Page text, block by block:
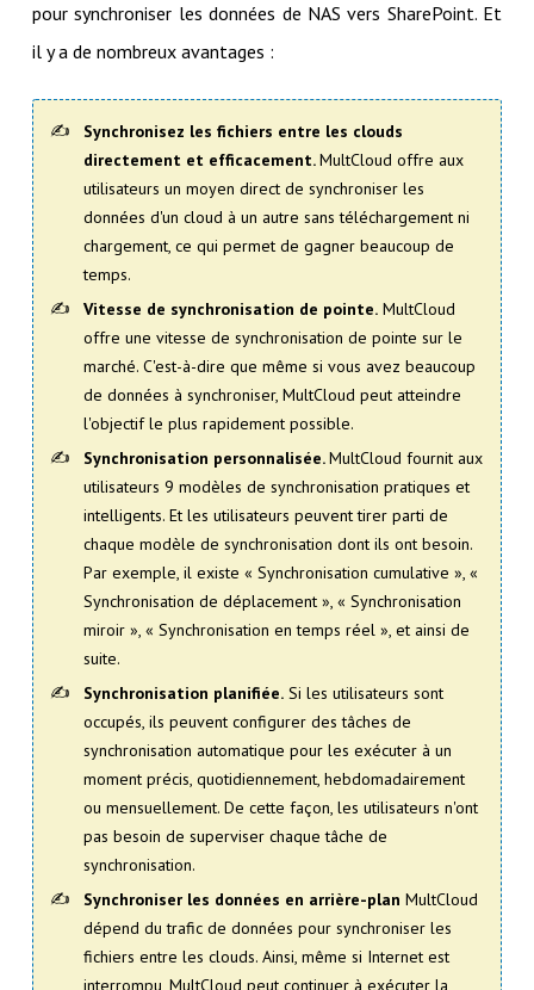
pour synchroniser les données de NAS vers SharePoint. Et
il y a de nombreux avantages :
Synchronisez les fichiers entre les clouds
directement et efficacement.MultCloud offre aux
utilisateurs un moyen direct de synchroniser les
données d'un cloud à un autre sans téléchargement ni
chargement, ce qui permet de gagner beaucoup de
temps.
Vitesse de synchronisation de pointe.MultCloud
offre une vitesse de synchronisation de pointe sur le
marché. C'est-à-dire que même si vous avez beaucoup
de données à synchroniser, MultCloud peut atteindre
l'objectif le plus rapidement possible.
Synchronisation personnalisée.MultCloud fournit aux
utilisateurs 9 modèles de synchronisation pratiques et
intelligents. Et les utilisateurs peuvent tirer parti de
chaque modèle de synchronisation dont ils ont besoin.
Par exemple, il existe « Synchronisation cumulative », «
Synchronisation de déplacement », « Synchronisation
miroir », « Synchronisation en temps réel », et ainsi de
suite.
Synchronisation planifiée.Si les utilisateurs sont
occupés, ils peuvent configurer des tâches de
synchronisation automatique pour les exécuter à un
moment précis, quotidiennement, hebdomadairement
ou mensuellement. De cette façon, les utilisateurs n'ont
pas besoin de superviser chaque tâche de
synchronisation.
Synchroniser les données en arrière-plan MultCloud
dépend du trafic de données pour synchroniser les
fichiers entre les clouds. Ainsi, même si Internet est
interrompu, MultCloud peut continuer à exécuter la